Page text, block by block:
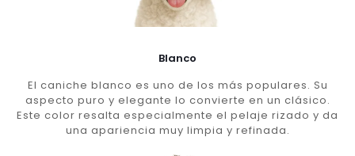
Blanco
El caniche blanco es uno de los más populares. Su
aspecto puro y elegante lo convierte en un clásico.
Este color resalta especialmente el pelaje rizado y da
una apariencia muy limpia y refinada.